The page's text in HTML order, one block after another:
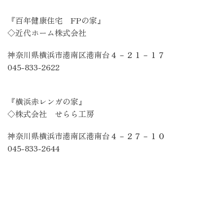
『百年健康住宅 FPの家』
◇近代ホーム株式会社
神奈川県横浜市港南区港南台４－２１－１７
045-833-2622
『横浜赤レンガの家』
◇株式会社 せらら工房
神奈川県横浜市港南区港南台４－２７－１０
045-833-2644